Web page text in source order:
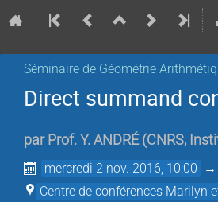
Séminaire de Géométrie
Direct summand
par Prof. Y. ANDRÉ (CNRS,
mercredi 2 nov. 2016, 10:00 →
Centre de conférences Marilyn